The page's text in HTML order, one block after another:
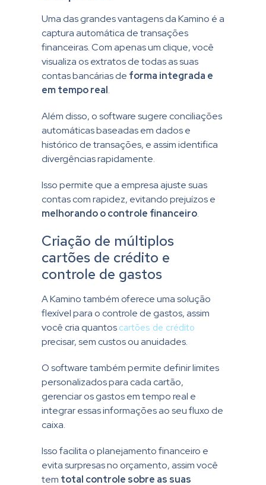
Uma das grandes vantagens da Kamino é a
captura automática de transações
financeiras. Com apenas um clique, você
visualiza os extratos de todas as suas
contas bancárias de forma integrada e
em tempo real.
Além disso, o software sugere conciliações
automáticas baseadas em dados e
histórico de transações, e assim identifica
divergências rapidamente.
Isso permite que a empresa ajuste suas
contas com rapidez, evitando prejuízos e
melhorando o controle financeiro.
Criação de múltiplos
cartões de crédito e
controle de gastos
A Kamino também oferece uma solução
flexível para o controle de gastos, assim
você cria quantoscartões de crédito
precisar, sem custos ou anuidades.
O software também permite definir limites
personalizados para cada cartão,
gerenciar os gastos em tempo real e
integrar essas informações ao seu fluxo de
caixa.
Isso facilita o planejamento financeiro e
evita surpresas no orçamento, assim você
tem total controle sobre as suas